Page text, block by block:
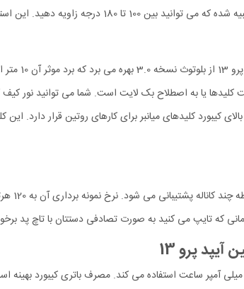
استند در زمان استفاده از کیبورد نیز نقش خود را نشان می دهد.
کیبورد کلیدهای میانبر برای کارهای روتین قرار
از
که تایپ می کنید به صورت تصادفی دستتان با تاچ پد
پرو 13